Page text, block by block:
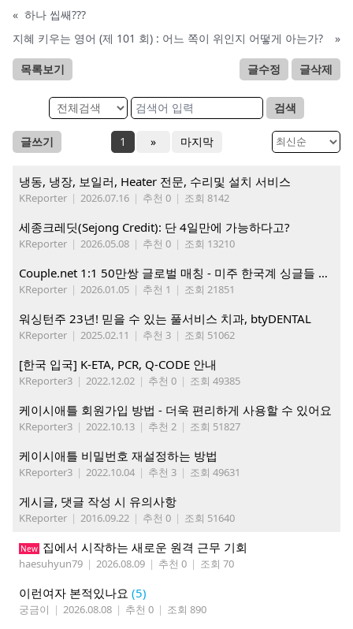
« 하나 씹쌔???
지혜 키우는 영어 (제 101 회) : 어느 쪽이 위인지 어떻게 아는가?
»
목록보기 글수정 글삭제
검색
글쓰기 1 » 마지막
냉동, 냉장, 보일러, Heater 전문, 수리및 설치 서비스
KReporter | 2026.07.16 | 추천 0 | 조회 8142
세종크레딧(Sejong Credit): 단 4일만에 가능하다고?
KReporter | 2026.05.08 | 추천 0 | 조회 13210
Couple.net 1:1 50만쌍 글로벌 매칭 - 미주 한국계 싱글들 모이세요
KReporter | 2026.01.05 | 추천 1 | 조회 21851
워싱턴주 23년! 믿을 수 있는 풀서비스 치과, btyDENTAL
KReporter | 2025.02.11 | 추천 3 | 조회 51062
[한국 입국] K-ETA, PCR, Q-CODE 안내
KReporter3 | 2022.12.02 | 추천 0 | 조회 49385
케이시애틀 회원가입 방법 - 더욱 편리하게 사용할 수 있어요
KReporter3 | 2022.10.13 | 추천 2 | 조회 51827
케이시애틀 비밀번호 재설정하는 방법
KReporter3 | 2022.10.04 | 추천 3 | 조회 49631
게시글, 댓글 작성 시 유의사항
KReporter | 2016.09.22 | 추천 0 | 조회 51640
New 집에서 시작하는 새로운 원격 근무 기회
haesuhyun79 | 2026.08.09 | 추천 0 | 조회 70
이런여자 본적있나요 (5)
궁금이 | 2026.08.08 | 추천 0 | 조회 890